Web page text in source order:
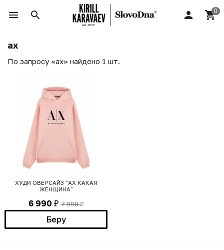
ах
По запросу «ах» найдено 1 шт.
ХУДИ ОВЕРСАЙЗ "АХ КАКАЯ
ЖЕНЩИНА"
6 990 ₽ 7 990₽
Беру